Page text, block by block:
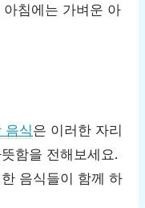
침에는 가벼운 아
음식은 이러한 자리
함을 전해보세요.
음식들이 함께 하